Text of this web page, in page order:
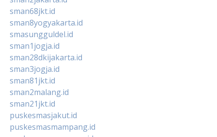
sman68jkt.id
sman8yogyakarta.id
smasungguldel.id
sman1jogja.id
sman28dkijakarta.id
sman3jogja.id
sman81jkt.id
sman2malang.id
sman21jkt.id
puskesmasjakut.id
puskesmasmampang.id